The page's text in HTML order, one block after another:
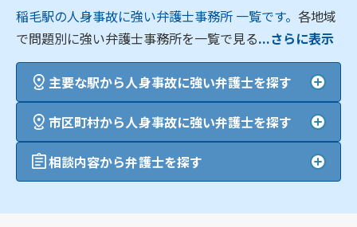
稲毛駅の人身事故に強い弁護士事務所 一覧です。各地域
で問題別に強い弁護士事務所を一覧で見る...さらに表示
主要な駅から人身事故に強い弁護士を探す
市区町村から人身事故に強い弁護士を探す
相談内容から弁護士を探す